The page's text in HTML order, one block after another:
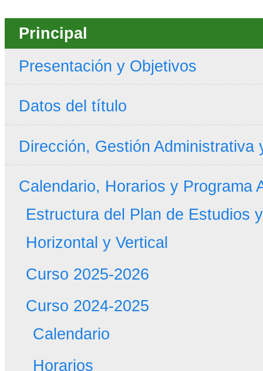
Principal
Presentación y Objetivos
Datos del título
Dirección, Gestión Administrativa
Calendario, Horarios y Programa
Estructura del Plan de Estudios
Horizontal y Vertical
Curso 2025-2026
Curso 2024-2025
Calendario
Horarios